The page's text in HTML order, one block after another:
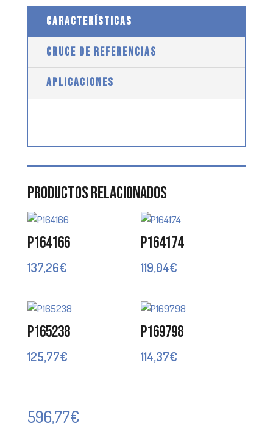
CARACTERÍSTICAS
CRUCE DE REFERENCIAS
APLICACIONES
Productos relacionados
P164166
137,26€
P164174
119,04€
P165238
125,77€
P169798
114,37€
596,77€